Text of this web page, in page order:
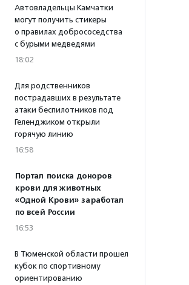
Автовладельцы Камчатки
могут получить стикеры
о правилах добрососедства
с бурыми медведями
18:02
Для родственников
пострадавших в результате
атаки беспилотников под
Геленджиком открыли
горячую линию
16:58
Портал поиска доноров
крови для животных
«Одной Крови» заработал
по всей России
16:53
В Тюменской области прошел
кубок по спортивному
ориентированию